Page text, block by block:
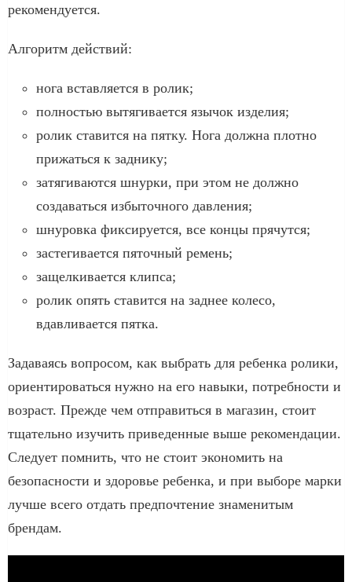
рекомендуется.
Алгоритм действий:
нога вставляется в ролик;
полностью вытягивается язычок изделия;
ролик ставится на пятку. Нога должна плотно
прижаться к заднику;
затягиваются шнурки, при этом не должно
создаваться избыточного давления;
шнуровка фиксируется, все концы прячутся;
застегивается пяточный ремень;
защелкивается клипса;
ролик опять ставится на заднее колесо,
вдавливается пятка.
Задаваясь вопросом, как выбрать для ребенка ролики,
ориентироваться нужно на его навыки, потребности и
возраст. Прежде чем отправиться в магазин, стоит
тщательно изучить приведенные выше рекомендации.
Следует помнить, что не стоит экономить на
безопасности и здоровье ребенка, и при выборе марки
лучше всего отдать предпочтение знаменитым
брендам.